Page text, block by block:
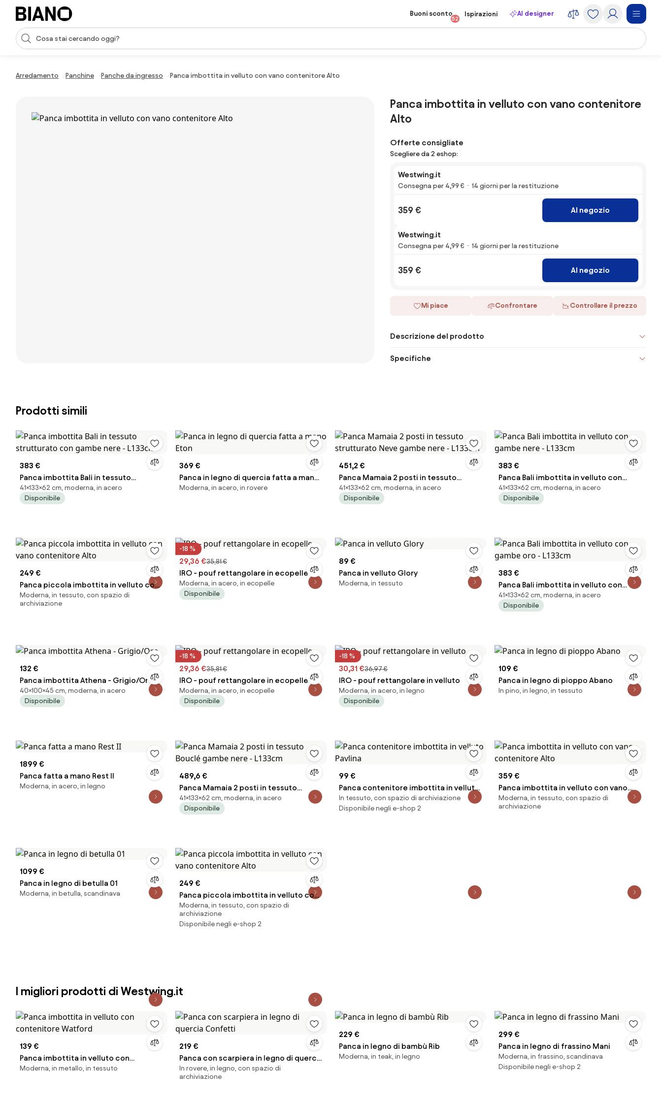
Salta la navigazione, vai al contenuto
Input della ricerca
Buoni sconto
52
Ispirazioni AI designer
Arredamento Panchine Panche da ingresso Panca imbottita in velluto con vano contenitore Alto
Panca imbottita in velluto con vano contenitore
Alto
Offerte consigliate
Scegliere da 2 eshop:
Westwing.it
Consegna per 4,99 € 14 giorni per la restituzione
359 € Al negozio
Westwing.it
Consegna per 4,99 € 14 giorni per la restituzione
359 € Al negozio
Mi piace Confrontare Controllare il prezzo
Descrizione del prodotto
Specifiche
Prodotti simili
383 €
Panca imbottita Bali in tessuto
strutturato con gambe nere - L133cm
41×133×62 cm, moderna, in acero
Disponibile
369 €
Panca in legno di quercia fatta a mano
Eton
Moderna, in acero, in rovere
451,2 €
Panca Mamaia 2 posti in tessuto
strutturato Neve gambe nere - L133cm
41×133×62 cm, moderna, in acero
Disponibile
383 €
Panca Bali imbottita in velluto con
gambe nere - L133cm
41×133×62 cm, moderna, in acero
Disponibile
249 €
Panca piccola imbottita in velluto con
vano contenitore Alto
Moderna, in tessuto, con spazio di
archiviazione
-18 %
29,36 €35,81 €
IRO - pouf rettangolare in ecopelle
Moderna, in acero, in ecopelle
Disponibile
89 €
Panca in velluto Glory
Moderna, in tessuto
383 €
Panca Bali imbottita in velluto con
gambe oro - L133cm
41×133×62 cm, moderna, in acero
Disponibile
132 €
Panca imbottita Athena - Grigio/Oro
40×100×45 cm, moderna, in acero
Disponibile
-18 %
29,36 €35,81 €
IRO - pouf rettangolare in ecopelle
Moderna, in acero, in ecopelle
Disponibile
-18 %
30,31 €36,97 €
IRO - pouf rettangolare in velluto
Moderna, in acero, in legno
Disponibile
109 €
Panca in legno di pioppo Abano
In pino, in legno, in tessuto
1899 €
Panca fatta a mano Rest II
Moderna, in acero, in legno
489,6 €
Panca Mamaia 2 posti in tessuto
Bouclé gambe nere - L133cm
41×133×62 cm, moderna, in acero
Disponibile
99 €
Panca contenitore imbottita in velluto
Pavlina
In tessuto, con spazio di archiviazione
Disponibile negli e-shop 2
359 €
Panca imbottita in velluto con vano
contenitore Alto
Moderna, in tessuto, con spazio di
archiviazione
1099 €
Panca in legno di betulla 01
Moderna, in betulla, scandinava
249 €
Panca piccola imbottita in velluto con
vano contenitore Alto
Moderna, in tessuto, con spazio di
archiviazione
Disponibile negli e-shop 2
I migliori prodotti di Westwing.it
139 €
Panca imbottita in velluto con
contenitore Watford
Moderna, in metallo, in tessuto
219 €
Panca con scarpiera in legno di quercia
Confetti
In rovere, in legno, con spazio di
archiviazione
229 €
Panca in legno di bambù Rib
Moderna, in teak, in legno
299 €
Panca in legno di frassino Mani
Moderna, in frassino, scandinava
Disponibile negli e-shop 2